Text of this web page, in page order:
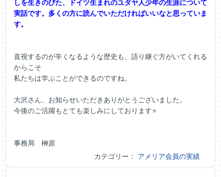
しを生きのびた、
ドイツ生まれのユダヤ人少年の生涯について
実話です。 多くの方に読んでいただければいいなと思っていま
す。
直視するのが辛くなるような歴史も、語り継ぐ方がいてくれる
からこそ
私たちは学ぶことができるのですね。
大沢さん、お知らせいただきありがとうございました。
今後のご活躍もとても楽しみにしております⭐
事務局 榊原
カテゴリー： アメリア会員の実績